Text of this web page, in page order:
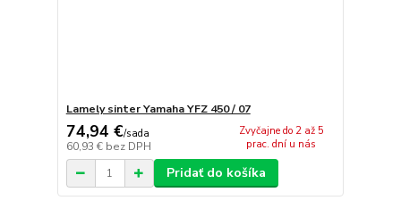
Lamely sinter Yamaha YFZ 450 / 07
74,94 €/sada
60,93 € bez DPH
Zvyčajne do 2 až 5
prac. dní u nás
Pridať do košíka